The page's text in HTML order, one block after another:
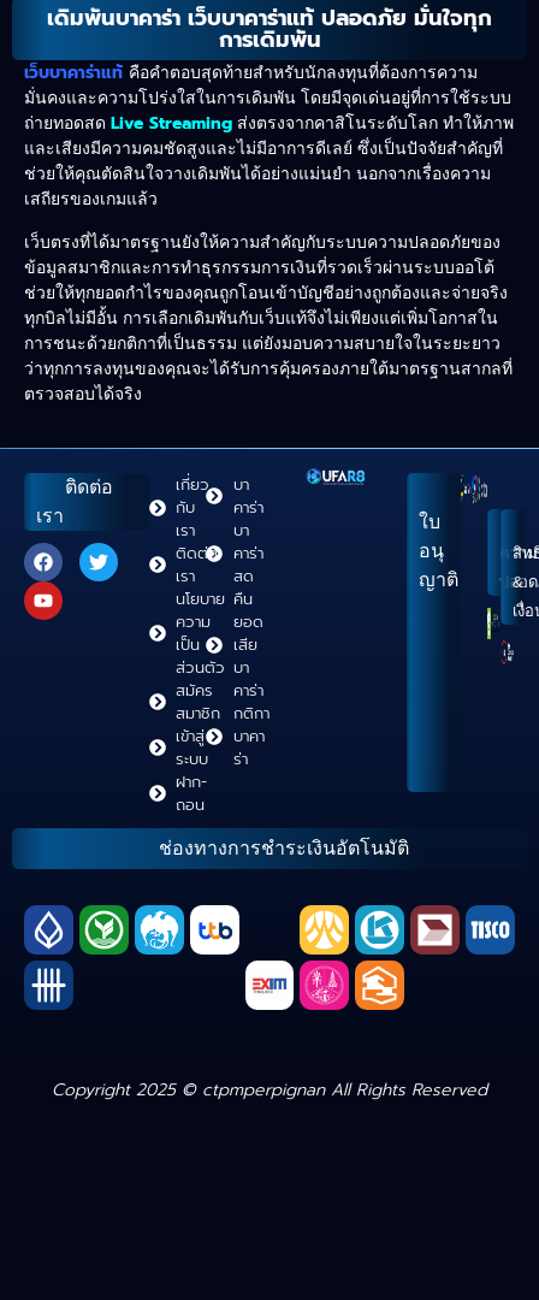
เดิมพันบาคาร่า เว็บบาคาร่าแท้ ปลอดภัย มั่นใจทุก
การเดิมพัน
เว็บบาคาร่าแท้ คือคำตอบสุดท้ายสำหรับนักลงทุนที่ต้องการความ
มั่นคงและความโปร่งใสในการเดิมพัน โดยมีจุดเด่นอยู่ที่การใช้ระบบ
ถ่ายทอดสด Live Streaming ส่งตรงจากคาสิโนระดับโลก ทำให้ภาพ
และเสียงมีความคมชัดสูงและไม่มีอาการดีเลย์ ซึ่งเป็นปัจจัยสำคัญที่
ช่วยให้คุณตัดสินใจวางเดิมพันได้อย่างแม่นยำ นอกจากเรื่องความ
เสถียรของเกมแล้ว
เว็บตรงที่ได้มาตรฐานยังให้ความสำคัญกับระบบความปลอดภัยของ
ข้อมูลสมาชิกและการทำธุรกรรมการเงินที่รวดเร็วผ่านระบบออโต้
ช่วยให้ทุกยอดกำไรของคุณถูกโอนเข้าบัญชีอย่างถูกต้องและจ่ายจริง
ทุกบิลไม่มีอั้น การเลือกเดิมพันกับเว็บแท้จึงไม่เพียงแต่เพิ่มโอกาสใน
การชนะด้วยกติกาที่เป็นธรรม แต่ยังมอบความสบายใจในระยะยาว
ว่าทุกการลงทุนของคุณจะได้รับการคุ้มครองภายใต้มาตรฐานสากลที่
ตรวจสอบได้จริง
ใบ
อนุ
ญาติ
ความ
ปลอ
สิท
&
เงื่
เกี่ยว
กับ
เรา
ติดต่อ
เรา
นโยบาย
ความ
เป็น
ส่วนตัว
สมัคร
สมาชิก
เข้าสู่
ระบบ
ฝาก-
ถอน
บา
คาร่า
บา
คาร่า
สด
คืน
ยอด
เสีย
บา
คาร่า
กติกา
บาคา
ร่า
ติดต่อ
เรา
ช่องทางการชำระเงินอัตโนมัติ
Copyright 2025 © ctpmperpignan All Rights Reserved